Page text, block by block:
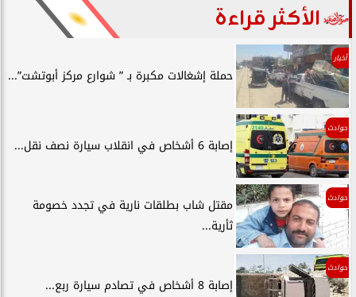
الأكثر قراءة
أخبار
حملة إشغالات مكبرة بـ ” شوارع مركز أبوتشت”...
حوادث
إصابة 6 أشخاص في انقلاب سيارة نصف نقل...
حوادث
مقتل شاب بطلقات نارية في تجدد خصومة
ثأرية...
حوادث
إصابة 8 أشخاص في تصادم سيارة ربع...